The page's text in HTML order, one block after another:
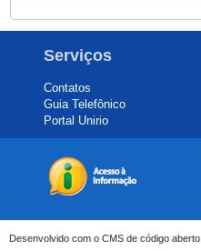
Serviços
Contatos
Guia Telefônico
Portal Unirio
Desenvolvido com o CMS de código aberto